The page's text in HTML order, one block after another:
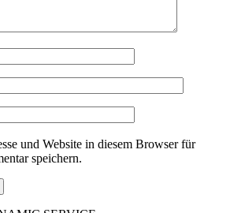
und Website in diesem Browser für
speichern.